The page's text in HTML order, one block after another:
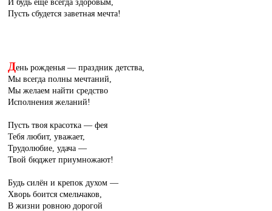
Пусть сбудется заветная мечта!
День рожденья — праздник детства,
Мы всегда полны мечтаний,
Мы желаем найти средство
Исполнения желаний!
Пусть твоя красотка — фея
Тебя любит, уважает,
Трудолюбие, удача —
Твой бюджет приумножают!
Будь силён и крепок духом —
Хворь боится смельчаков,
В жизни ровною дорогой